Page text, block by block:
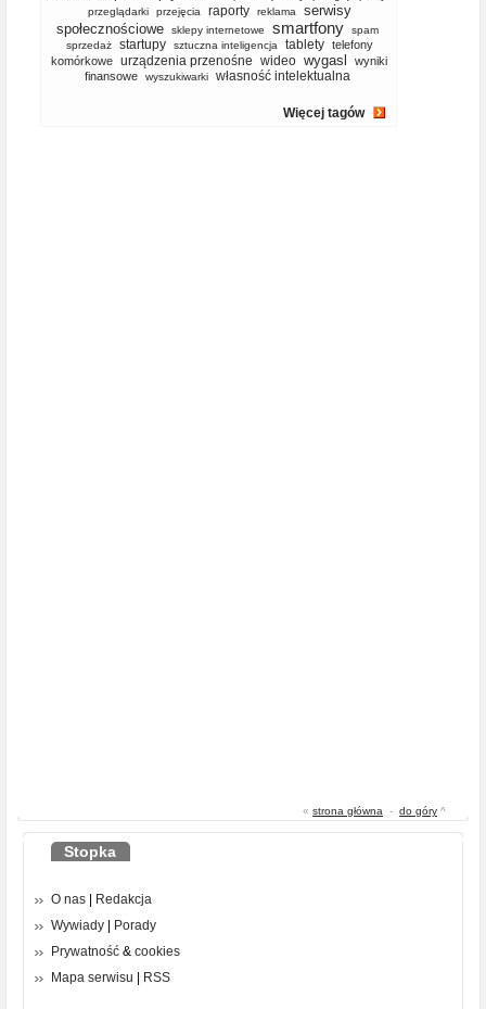
przeglądarki
przejęcia raporty reklama
serwisy
społecznościowe
sklepy internetowe smartfony
spam
sprzedaż
startupy sztuczna inteligencja tablety telefony
komórkowe
urządzenia przenośne wideo wygasl
wyniki
finansowe
wyszukiwarki własność intelektualna
Więcej tagów
« strona główna - do góry ^
Stopka
O nas
Redakcja
Wywiady
Porady
Prywatność & cookies
Mapa serwisu
RSS